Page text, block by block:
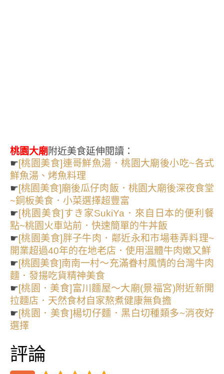
桃園大廟附近美食延伸閱讀：
☛[桃園美食]連哥鮮魚湯．桃園大廟後小吃~各式
鮮魚湯、烤魚料理
☛[桃園美食]廟後瓜仔肉飯．桃園大廟後深夜食堂
~銅板美食．小菜選擇超豐富
☛[桃園美食]すき家SukiYa．來自日本的便利餐
點~桃園火車站前．快速簡單的牛丼飯
☛[桃園美食]胖子牛肉．鄰近永和市場巷弄料理~
開業超過40年的在地老店．使用溫體牛肉嫰又鮮
☛[桃園美食]南南一村～充滿眷村風情的台灣牛肉
麵．發揚吃貨精神美食
☛[桃園．美食]富川麵屋～大廟(景福宮)附近新開
拉麵店．天然食材自家熬煮健康無負擔
☛[桃園．美食]楊切仔麵．黑白切種類多~消夜好
選擇
評論